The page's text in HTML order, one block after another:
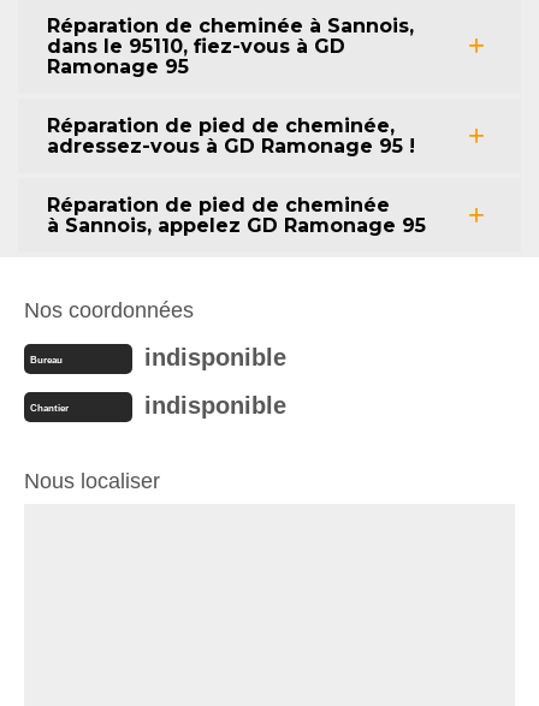
Réparation de cheminée à Sannois,
dans le 95110, fiez-vous à GD
Ramonage 95
Réparation de pied de cheminée,
adressez-vous à GD Ramonage 95 !
Réparation de pied de cheminée
à Sannois, appelez GD Ramonage 95
Nos coordonnées
Bureau indisponible
Chantier indisponible
Nous localiser